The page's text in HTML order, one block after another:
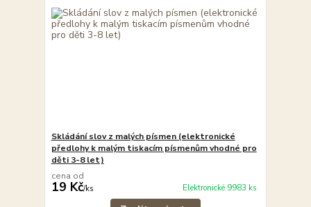
Skládání slov z malých písmen (elektronické
předlohy k malým tiskacím písmenům vhodné pro
děti 3-8 let)
cena od
19 Kč/ks Elektronické 9983 ks